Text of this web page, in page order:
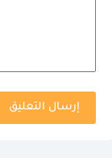
إرسال التعليق